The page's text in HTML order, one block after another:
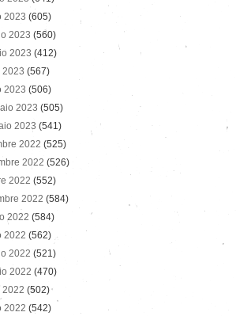
2023 (605)
2023 (560)
2023 (412)
2023 (567)
2023 (506)
2023 (505)
2023 (541)
2022 (525)
2022 (526)
2022 (552)
2022 (584)
2022 (584)
2022 (562)
2022 (521)
2022 (470)
2022 (502)
2022 (542)